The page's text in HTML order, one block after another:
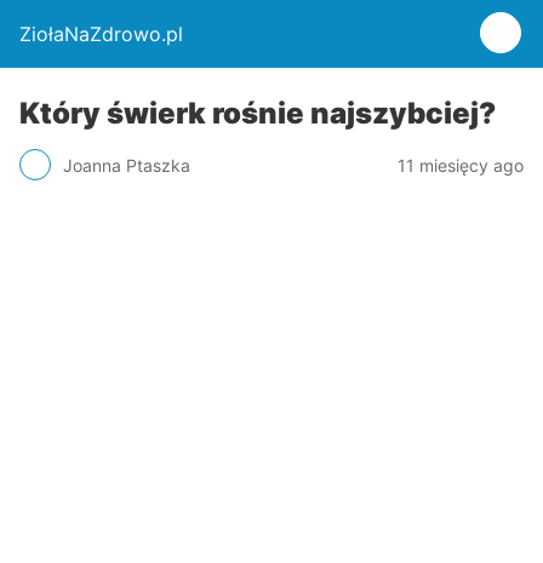
ZiołaNaZdrowo.pl
Który świerk rośnie najszybciej?
Joanna Ptaszka 11 miesięcy ago